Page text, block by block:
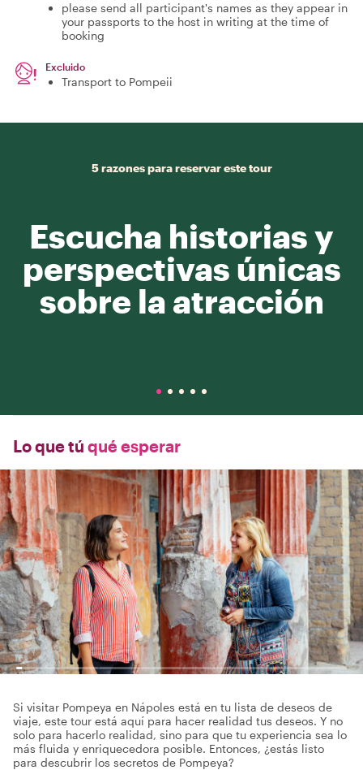
please send all participant's names as they appear in
your passports to the host in writing at the time of
booking
Excluido
Transport to Pompeii
5 razones para reservar este tour
Escucha historias y
perspectivas únicas
sobre la atracción
Lo que tú qué esperar
Si visitar Pompeya en Nápoles está en tu lista de deseos de
viaje, este tour está aquí para hacer realidad tus deseos. Y no
solo para hacerlo realidad, sino para que tu experiencia sea lo
más fluida y enriquecedora posible. Entonces, ¿estás listo
para descubrir los secretos de Pompeya?